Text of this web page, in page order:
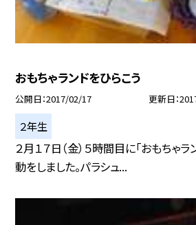
おもちゃランドをひらこう
公開日 2017/02/17 更新日
２年生
２月１７日（金）５時間目に「おもちゃ
動をしました。パラシュ...